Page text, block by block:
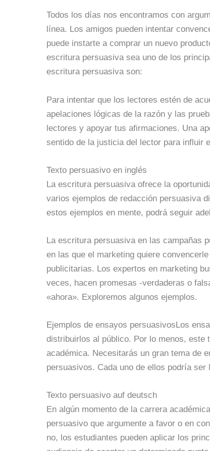
Todos los días nos encontramos con
línea. Los amigos pueden intentar
puede instarte a comprar un nuevo
escritura persuasiva sea uno de los
escritura persuasiva son:
Para intentar que los lectores estén de
apelaciones lógicas de la razón y las
lectores y apoyar tus afirmaciones. Una
sentido de la justicia del lector para influir
Texto persuasivo en inglés
La escritura persuasiva ofrece la
varios ejemplos de redacción persuasiva
estos ejemplos en mente, podrá seguir
La escritura persuasiva en las campañas
en las que el marketing quiere
publicitarias. Los expertos en marketing
veces, hacen promesas -verdaderas o
«ahora». Exploremos algunos ejemplos.
Ejemplos de ensayos persuasivosLos
distribuirlos al público. Por lo menos, este
académica. Necesitarás un gran tema de
persuasivos. Cada uno de ellos podría
Texto persuasivo auf deutsch
En algún momento de la carrera
persuasivo que argumente a favor o en
no, los estudiantes pueden aplicar los